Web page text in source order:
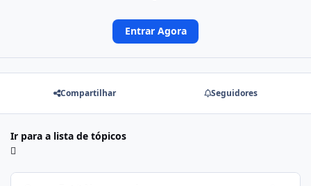
Entrar Agora
Compartilhar Seguidores
Ir para a lista de tópicos